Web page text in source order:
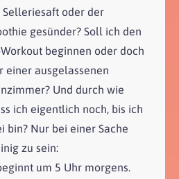
Selleriesaft oder der
gesünder? Soll ich den
beginnen oder doch
einer ausgelassenen
Und durch wie
ich eigentlich noch, bis ich
bin? Nur bei einer Sache
zu sein:
um 5 Uhr morgens.